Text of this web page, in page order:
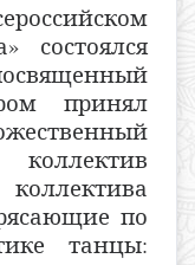
состоялся
принял
по
танцы: